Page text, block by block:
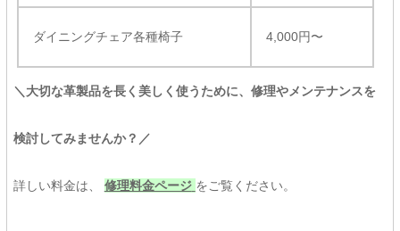
ダイニングチェア各種椅子 4,000円〜
＼大切な革製品を長く美しく使うために、修理やメンテナンスを
検討してみませんか？／
詳しい料金は、 修理料金ページ をご覧ください。